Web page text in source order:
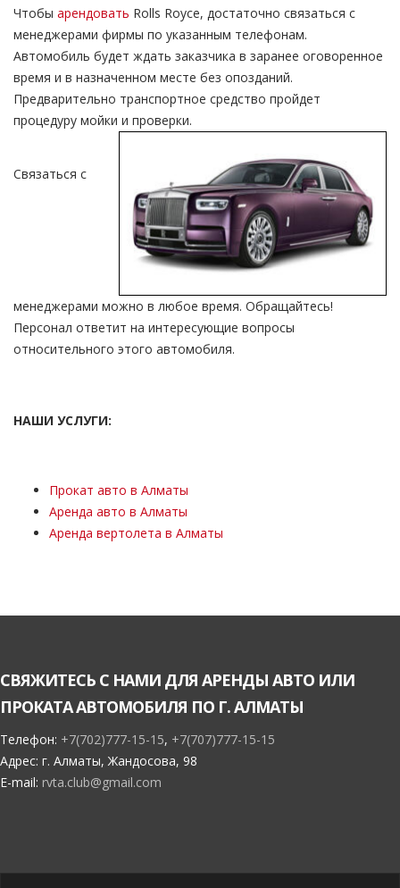
Чтобы арендовать Rolls Royce, достаточно связаться с
менеджерами фирмы по указанным телефонам.
Автомобиль будет ждать заказчика в заранее оговоренное
время и в назначенном месте без опозданий.
Предварительно транспортное средство пройдет
процедуру мойки и проверки.
Связаться с
менеджерами можно в любое время. Обращайтесь!
Персонал ответит на интересующие вопросы
относительного этого автомобиля.
НАШИ УСЛУГИ:
Прокат авто в Алматы
Аренда авто в Алматы
Аренда вертолета в Алматы
СВЯЖИТЕСЬ С НАМИ ДЛЯ АРЕНДЫ АВТО ИЛИ
ПРОКАТА АВТОМОБИЛЯ ПО Г. АЛМАТЫ
Телефон: +7(702)777-15-15, +7(707)777-15-15
Адрес: г. Алматы, Жандосова, 98
E-mail: rvta.club@gmail.com